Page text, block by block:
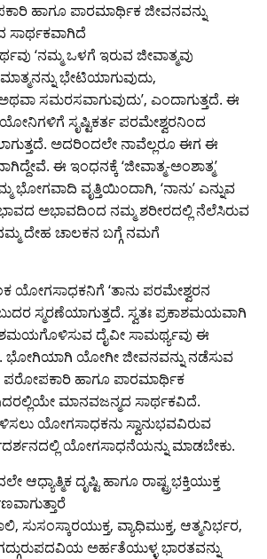
ಹಾಗೂ ಪಾರಮಾರ್ಥಿಕ ಜೀವನವನ್ನು
ಸಾರ್ಥಕವಾಗಿದೆ
‘ನಮ್ಮ ಒಳಗೆ ಇರುವ ಜೀವಾತ್ಮವು
ಭೇಟಿಯಾಗುವುದು,
ಸಮರಸವಾಗುವುದು’, ಎಂದಾಗುತ್ತದೆ. ಈ
ಯೋನಿಗಳಿಗೆ ಸೃಷ್ಟಿಕರ್ತ ಪರಮೇಶ್ವರನಿಂದ
ಅದರಿಂದಲೇ ನಾವೆಲ್ಲರೂ ಈಗ ಈ
ಈ ಇಂಧನಕ್ಕೆ ‘ಜೀವಾತ್ಮ-ಅಂಶಾತ್ಮ’
ಭೋಗವಾದಿ ವೃತ್ತಿಯಿಂದಾಗಿ, ‘ನಾನು’ ಎನ್ನುವ
ಅಭಾವದಿಂದ ನಮ್ಮ ಶರೀರದಲ್ಲಿ ನೆಲೆಸಿರುವ
ದೇಹ ಚಾಲಕನ ಬಗ್ಗೆ ನಮಗೆ
‘ತಾನು ಪರಮೇಶ್ವರನ
ಸ್ಮರಣೆಯಾಗುತ್ತದೆ. ಸ್ವತಃ ಪ್ರಕಾಶಮಯವಾಗಿ
ದೈವೀ ಸಾಮರ್ಥ್ಯವು ಈ
ಯೋಗೀ ಜೀವನವನ್ನು ನಡೆಸುವ
ಹಾಗೂ ಪಾರಮಾರ್ಥಿಕ
ಮಾನವಜನ್ಮದ ಸಾರ್ಥಕವಿದೆ.
ಯೋಗಸಾಧಕನು ಸ್ವಾನುಭವವಿರುವ
ಯೋಗಸಾಧನೆಯನ್ನು ಮಾಡಬೇಕು.
ದೃಷ್ಟಿ ಹಾಗೂ ರಾಷ್ಟ್ರಭಕ್ತಿಯುಕ್ತ
ಸುಸಂಸ್ಕಾರಯುಕ್ತ, ವ್ಯಾಧಿಮುಕ್ತ, ಆತ್ಮನಿರ್ಭರ,
ಅರ್ಹತೆಯುಳ್ಳ ಭಾರತವನ್ನು